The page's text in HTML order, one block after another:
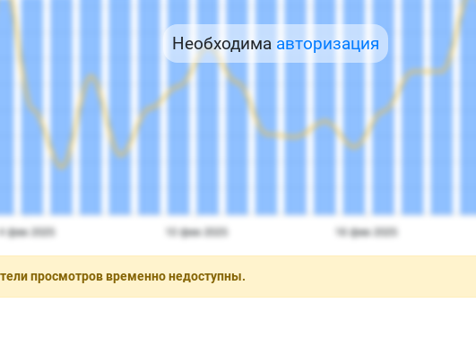
Необходима авторизация
просмотров временно недоступны.